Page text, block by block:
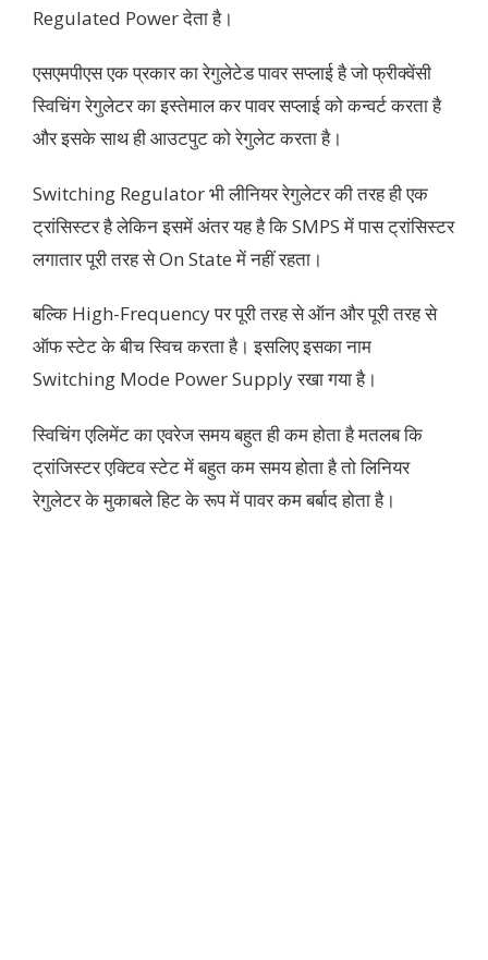
Regulated Power देता है।
एसएमपीएस एक प्रकार का रेगुलेटेड पावर सप्लाई है जो फ्रीक्वेंसी
स्विचिंग रेगुलेटर का इस्तेमाल कर पावर सप्लाई को कन्वर्ट करता है
और इसके साथ ही आउटपुट को रेगुलेट करता है।
Switching Regulator भी लीनियर रेगुलेटर की तरह ही एक
ट्रांसिस्टर है लेकिन इसमें अंतर यह है कि SMPS में पास ट्रांसिस्टर
लगातार पूरी तरह से On State में नहीं रहता।
बल्कि High-Frequency पर पूरी तरह से ऑन और पूरी तरह से
ऑफ स्टेट के बीच स्विच करता है। इसलिए इसका नाम
Switching Mode Power Supply रखा गया है।
स्विचिंग एलिमेंट का एवरेज समय बहुत ही कम होता है मतलब कि
ट्रांजिस्टर एक्टिव स्टेट में बहुत कम समय होता है तो लिनियर
रेगुलेटर के मुकाबले हिट के रूप में पावर कम बर्बाद होता है।